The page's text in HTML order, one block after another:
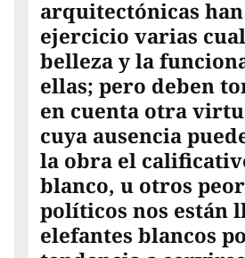
arquitectónicas
ejercicio varias
belleza y la
ellas; pero deben
en cuenta otra
cuya ausencia
la obra el
blanco, u otros
políticos nos están
elefantes blancos